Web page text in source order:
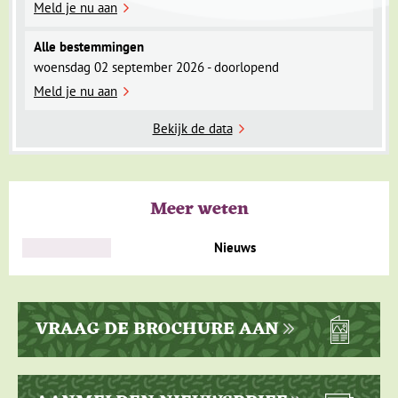
Relaxen op paradijselijk Koh Samed
Dag 12 Koh Samed
Dag 13 Koh Samed
Dag 15 aankomst Amsterdam
Meld je nu aan
Alle bestemmingen
woensdag 02 september 2026 - doorlopend
Meld je nu aan
Bekijk de data
Meer weten
Nieuws
VRAAG DE BROCHURE AAN